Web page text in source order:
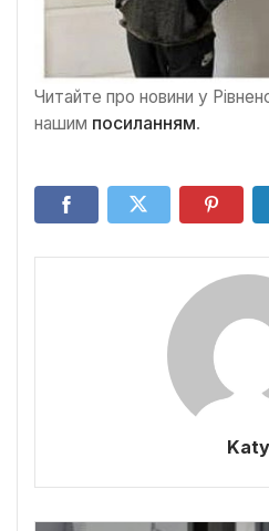
Читайте про новини у
нашим посиланням.
Katy